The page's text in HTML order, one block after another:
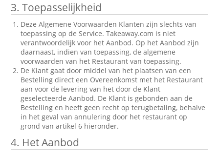
3. Toepasselijkheid
Deze Algemene Voorwaarden Klanten zijn slechts van
toepassing op de Service. Takeaway.com is niet
verantwoordelijk voor het Aanbod. Op het Aanbod zijn
daarnaast, indien van toepassing, de algemene
voorwaarden van het Restaurant van toepassing.
De Klant gaat door middel van het plaatsen van een
Bestelling direct een Overeenkomst met het Restaurant
aan voor de levering van het door de Klant
geselecteerde Aanbod. De Klant is gebonden aan de
Bestelling en heeft geen recht op terugbetaling, behalve
in het geval van annulering door het restaurant op
grond van artikel 6 hieronder.
4. Het Aanbod